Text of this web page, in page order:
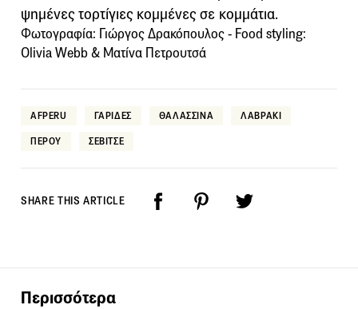
ψημένες τορτίγιες κομμένες σε κομμάτια.
Φωτογραφία: Γιώργος Δρακόπουλος - Food styling:
Olivia Webb & Ματίνα Πετρουτσά
AFPERU ΓΑΡΙΔΕΣ ΘΑΛΑΣΣΙΝΑ ΛΑΒΡΑΚΙ
ΠΕΡΟΥ ΣΕΒΙΤΣΕ
SHARE THIS ARTICLE
Περισσότερα